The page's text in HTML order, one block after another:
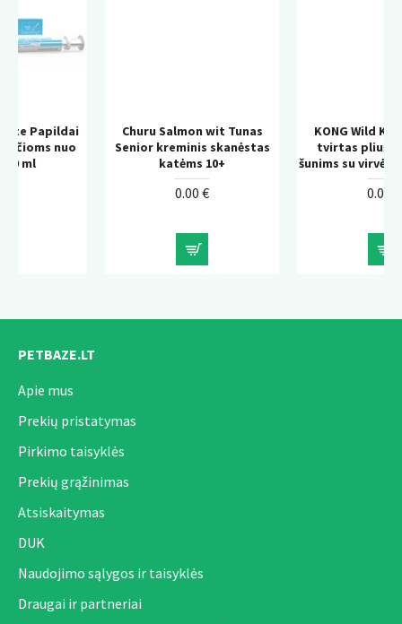
Gamintojas: Canina.
Churu Salmon wit Tunas
Senior kreminis skanėstas
KONG Wild Knots Bear –
tvirtas pliušinis žaislas
šunims su virvės konstrukcija
PETBAZE.LT
Apie mus
Prekių pristatymas
Pirkimo taisyklės
Prekių grąžinimas
Atsiskaitymas
DUK
Naudojimo sąlygos ir taisyklės
Draugai ir partneriai